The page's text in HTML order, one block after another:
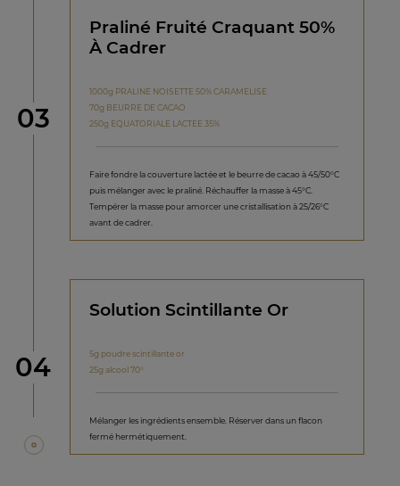
étape
03
Praliné Fruité Craquant 50%
À Cadrer
1000g PRALINE NOISETTE 50% CARAMELISE
70g BEURRE DE CACAO
250g EQUATORIALE LACTEE 35%
Faire fondre la couverture lactée et le beurre de cacao à 45/50°C
puis mélanger avec le praliné. Réchauffer la masse à 45°C.
Tempérer la masse pour amorcer une cristallisation à 25/26°C
avant de cadrer.
étape
04
Solution Scintillante Or
5g poudre scintillante or
25g alcool 70°
Mélanger les ingrédients ensemble. Réserver dans un flacon
fermé hermétiquement.